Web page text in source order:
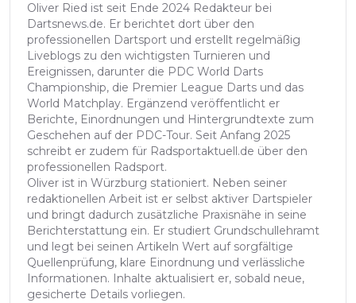
Oliver Ried ist seit Ende 2024 Redakteur bei
Dartsnews.de. Er berichtet dort über den
professionellen Dartsport und erstellt regelmäßig
Liveblogs zu den wichtigsten Turnieren und
Ereignissen, darunter die PDC World Darts
Championship, die Premier League Darts und das
World Matchplay. Ergänzend veröffentlicht er
Berichte, Einordnungen und Hintergrundtexte zum
Geschehen auf der PDC-Tour. Seit Anfang 2025
schreibt er zudem für Radsportaktuell.de über den
professionellen Radsport.
Oliver ist in Würzburg stationiert. Neben seiner
redaktionellen Arbeit ist er selbst aktiver Dartspieler
und bringt dadurch zusätzliche Praxisnähe in seine
Berichterstattung ein. Er studiert Grundschullehramt
und legt bei seinen Artikeln Wert auf sorgfältige
Quellenprüfung, klare Einordnung und verlässliche
Informationen. Inhalte aktualisiert er, sobald neue,
gesicherte Details vorliegen.